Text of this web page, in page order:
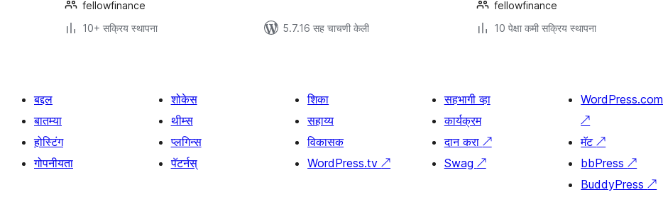
fellowfinance
10+ सक्रिय स्थापना
5.7.16 सह चाचणी केली
fellowfinance
10 पेक्षा कमी सक्रिय स्थापना
बद्दल
बातम्या
होस्टिंग
गोपनीयता
शोकेस
थीम्स
प्लगिन्स
पॅटर्नस्
शिका
सहाय्य
विकासक
WordPress.tv↗
सहभागी व्हा
कार्यक्रम
दान करा ↗
Swag ↗
WordPress.com
↗
मॅट↗
bbPress↗
BuddyPress↗